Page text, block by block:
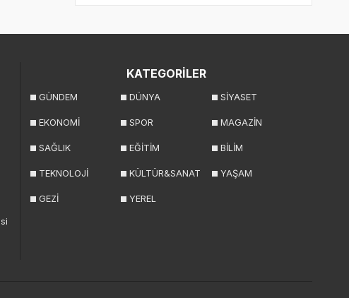
KATEGORİLER
GÜNDEM DÜNYA SİYASET
EKONOMİ SPOR MAGAZİN
SAĞLIK EĞİTİM BİLİM
TEKNOLOJİ KÜLTÜR&SANAT YAŞAM
GEZİ YEREL